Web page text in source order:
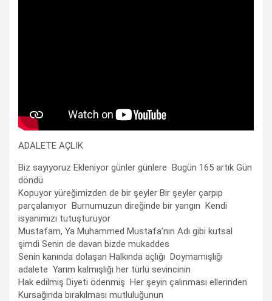
ADALETE AÇLIK
Biz sayıyoruz Ekleniyor günler günlere Bugün 165 artık Gün
döndü
Kopuyor yüreğimizden de bir şeyler Bir şeyler çarpıp
parçalanıyor Burnumuzun direğinde bir yangın Kendi
isyanımızı tutuşturuyor
Mustafam, Ya Muhammed Mustafa’nın Adı gibi kutsal
şimdi Senin de davan bizde mukaddes
Senin kanında dolaşan Halkında açlığı Doymamışlığı
adalete Yarım kalmışlığı her türlü sevincinin
Hak edilmiş Diyeti ödenmiş Her şeyin çalınması ellerinden
Kursağında bırakılması mutluluğunun